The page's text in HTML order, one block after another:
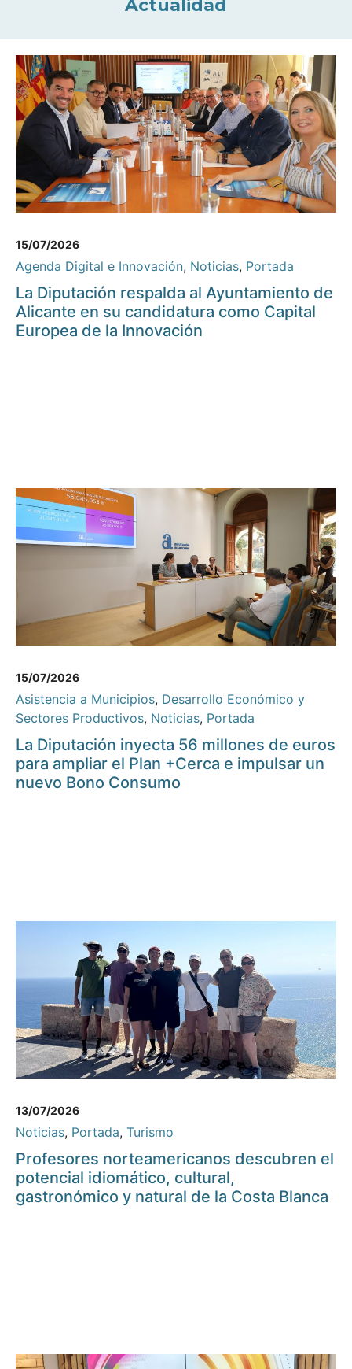
Actualidad
15/07/2026
Agenda Digital e Innovación, Noticias, Portada
La Diputación respalda al Ayuntamiento de
Alicante en su candidatura como Capital
Europea de la Innovación
15/07/2026
Asistencia a Municipios, Desarrollo Económico y
Sectores Productivos, Noticias, Portada
La Diputación inyecta 56 millones de euros
para ampliar el Plan +Cerca e impulsar un
nuevo Bono Consumo
13/07/2026
Noticias, Portada, Turismo
Profesores norteamericanos descubren el
potencial idiomático, cultural,
gastronómico y natural de la Costa Blanca